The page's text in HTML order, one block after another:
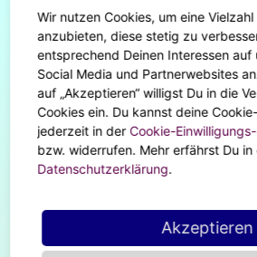
Diese Artikel könnten dir
Wir nutzen Cookies, um eine
anzubieten, diese stetig zu
entsprechend Deinen Interessen auf
Social Media und Partnerwebsites
auf „Akzeptieren“ willigst Du in die
Cookies ein. Du kannst deine
jederzeit in der Cookie-
bzw. widerrufen. Mehr erfährst Du in
Datenschutzerklärung.
Akzeptieren